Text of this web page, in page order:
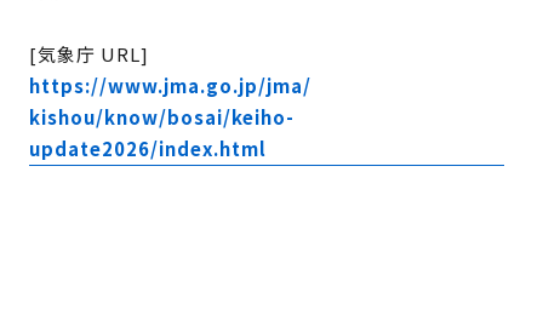
[気象庁 URL]
https://www.jma.go.jp/jma/
kishou/know/bosai/keiho-
update2026/index.html